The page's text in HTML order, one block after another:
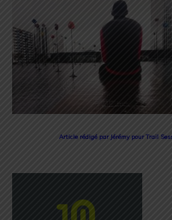
Article rédigé par Jérémy pour Trail